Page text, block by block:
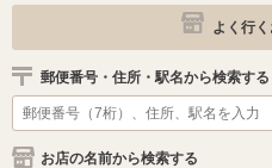
よく行
郵便番号・住所・駅名から検索する
お店の名前から検索する